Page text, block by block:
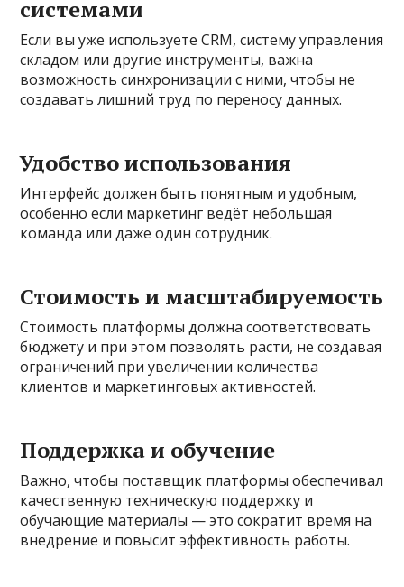
системами
Если вы уже используете CRM, систему управления
складом или другие инструменты, важна
возможность синхронизации с ними, чтобы не
создавать лишний труд по переносу данных.
Удобство использования
Интерфейс должен быть понятным и удобным,
особенно если маркетинг ведёт небольшая
команда или даже один сотрудник.
Стоимость и масштабируемость
Стоимость платформы должна соответствовать
бюджету и при этом позволять расти, не создавая
ограничений при увеличении количества
клиентов и маркетинговых активностей.
Поддержка и обучение
Важно, чтобы поставщик платформы обеспечивал
качественную техническую поддержку и
обучающие материалы — это сократит время на
внедрение и повысит эффективность работы.